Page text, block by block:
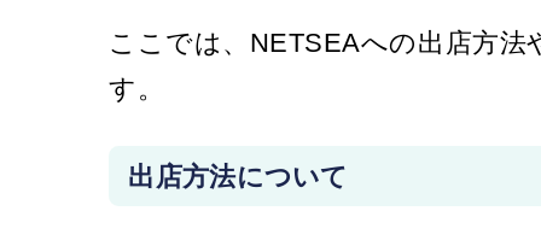
ここでは、NETSEAへの出店方
す。
出店方法について